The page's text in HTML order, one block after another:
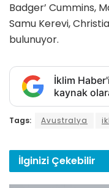
Badger’ Cummins,
Samu Kerevi,
bulunuyor.
İklim
kaynak
Tags: Avustralya
İlginizi Çekebilir